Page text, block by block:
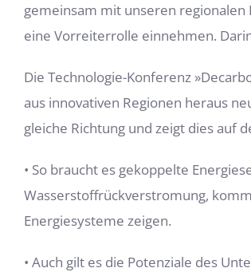
gemeinsam mit unseren
eine Vorreiterrolle einnehmen.
Die Technologie-Konferenz
aus innovativen Regionen heraus
gleiche Richtung und zeigt dies auf
• So braucht es gekoppelte
Wasserstoffrückverstromung,
Energiesysteme zeigen.
• Auch gilt es die Potenziale des